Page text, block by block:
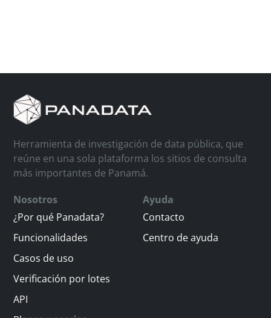
Herramienta de investigación de data pública, que
reúne en una sola plataforma los sitios de consulta
más importantes de Panamá.
Nosotros
¿Por qué Panadata?
Funcionalidades
Casos de uso
Verificación por lotes
API
Ayuda
Contacto
Centro de ayuda